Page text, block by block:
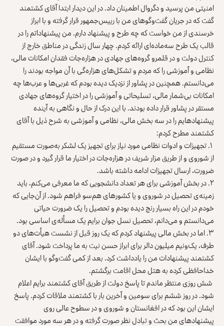
امنیتی من پرسید و دگروال اطمینان داد. در این دیدار ابتدا آقای کشتمند
گفت که در جریان گفت‌وگوهای من با رییس‌جمهور قرار گرفته و با ابراز
خرسندی از من خواست که چه طرح و پیشنهاد دارم. من پیشنهاداتم را در
قالب یک طرح سه‌ماده‌ای ارائه کردم. چهار سال زندگی در مناطق خارج از
کنترل دولت و در قلمرو گروه‌های جهادی در هزاره‌جات فقدان امکانات مالی،
نظامی و آموزشی را که مردم و تشکل‌های هزاره‌گی با آن مواجه بودند را
می‌دانستم. همچنین در پشاور از نزدیک دیده بودم که غربی‌ها و عرب‌ها چه
امکانات بی‌شمار مالی، تسلیحاتی و آموزشی را در اختیار گروه‌های جهادی
مستقر در پشاور قرار داده بودند. با این درک از حال و نگاهی به آینده
پیشنهادهایم را در سه بخش مالی، نظامی و آموزشی به‌ شرح ذیل با آقای
کشتمند مطرح کردم:
۱. تجهیزات و ادوات نظامی مورد نیاز برای تجهیز یک لشکر به‌صورت مستقیم
از شوروی و از طریق مزار شریف در هزاره‌جات در اختیار ما قرار گیرد و در صورت
ضرورت، ارسال تجهیزات ادامه داشته باشد.
۲. در بخش آموزشی برای هر تعداد دانشجویی که ما معرفی می‌کنم، باید
زمینه‌ی تحصیل در شوروی و یا کشورهای هم‌سو فراهم شود. از آن‌جایی که
خودم در این راه بسیار رنج دیده بودم و تحصیل را یک ضرورت حیاتی
می‌دانستم و می‌دانم، تحصیل نسل جوان برایم یک مسأله‌ی اساسی بود.
۳. اما در بخش مالی پیشنهاد کردم که یک روز قبل از نشست هیأت‌های دو
طرف، یک‌ونیم میلیون دالر برای ابراز حسن نیت به ما پرداخت شود. آقای
کشتمند پیشنهادات من را یادداشت کرد. بعد از کمی گفت‌وگو با ایشان
خداحافظی کرده به هتل محل اقامت برگشتم.
شش روزی منتظر ماندم تا پاسخ دولت از طریق آقای کشتمند برایم اعلام
شود. در روز ششم برای سومین و آخرین بار با کشتمند ملاقات کردم. پاسخ
ایشان این بود که در افغانستان و شوروی و در سطوح عالی روی
پیشنهادهای من بحث و تبادل نظر صورت گرفته و در هر سه مورد موافقت